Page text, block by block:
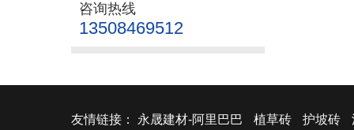
咨询热线
13508469512
友情链接： 永晟建材-阿里巴巴 植草砖 护坡砖